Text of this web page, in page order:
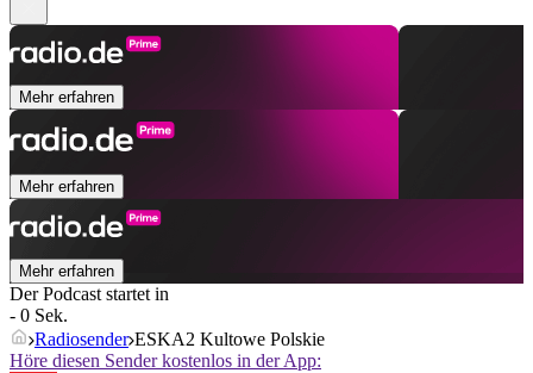
Mehr erfahren
Mehr erfahren
Mehr erfahren
Der Podcast startet in
- 0 Sek.
Radiosender ESKA2 Kultowe Polskie
Höre diesen Sender kostenlos in der App: